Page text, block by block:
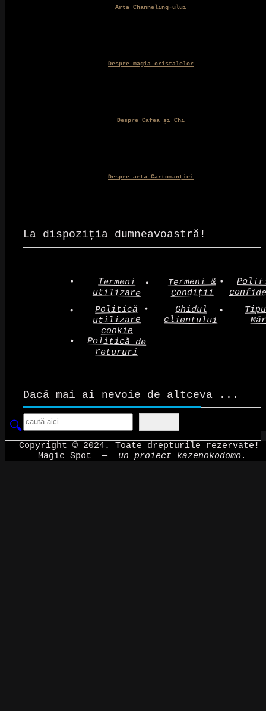
Arta Channeling-ului
Despre magia cristalelor
Despre Cafea și Chi
Despre arta Cartomanției
La dispoziția dumneavoastră!
Termeni
utilizare
Termeni &
Condiții
Politică
utilizare
cookie
Ghidul
clientului
Politică de
retururi
Dacă mai ai nevoie de altceva ...
Copyright © 2024. Toate drepturile rezervate!
Magic Spot — un proiect kazenokodomo.